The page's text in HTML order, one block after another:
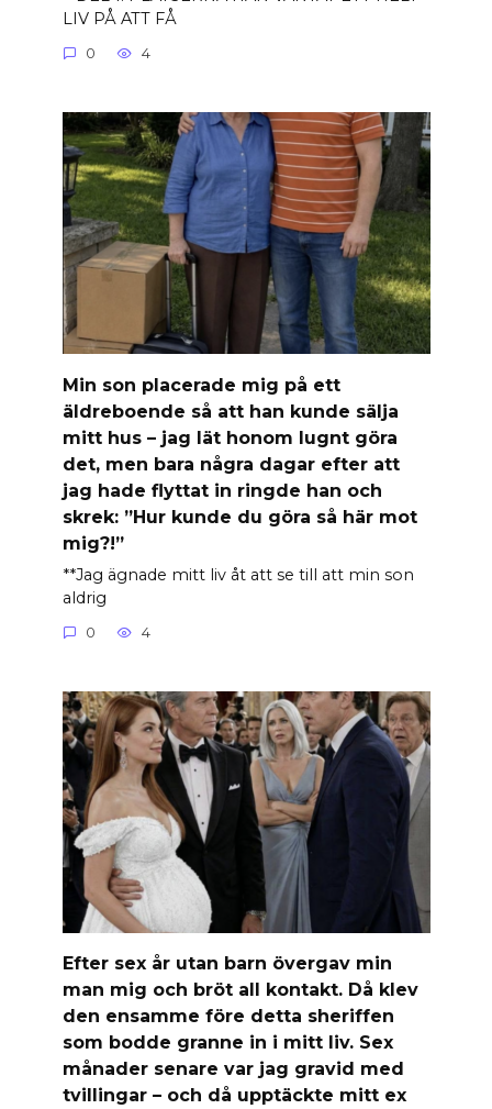
LIV PÅ ATT FÅ
0 4
Min son placerade mig på ett
äldreboende så att han kunde sälja
mitt hus – jag lät honom lugnt göra
det, men bara några dagar efter att
jag hade flyttat in ringde han och
skrek: ”Hur kunde du göra så här mot
mig?!”
**Jag ägnade mitt liv åt att se till att min son
aldrig
0 4
Efter sex år utan barn övergav min
man mig och bröt all kontakt. Då klev
den ensamme före detta sheriffen
som bodde granne in i mitt liv. Sex
månader senare var jag gravid med
tvillingar – och då upptäckte mitt ex